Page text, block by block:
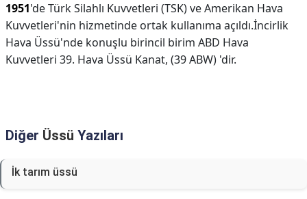
1951'de Türk Silahlı Kuvvetleri (TSK) ve Amerikan Hava
Kuvvetleri'nin hizmetinde ortak kullanıma açıldı.İncirlik
Hava Üssü'nde konuşlu birincil birim ABD Hava
Kuvvetleri 39. Hava Üssü Kanat, (39 ABW) 'dir.
Diğer Üssü Yazıları
İk tarım üssü